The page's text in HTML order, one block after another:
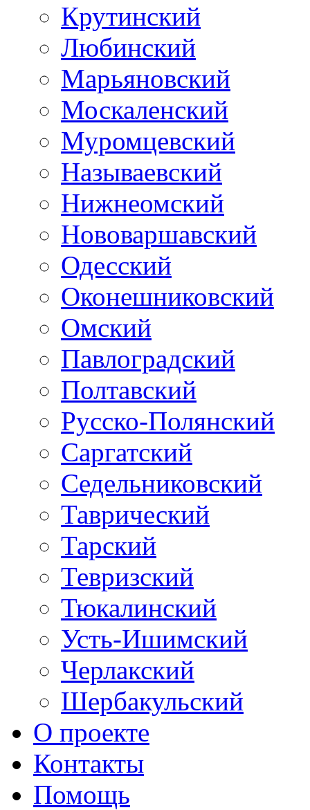
Крутинский
Любинский
Марьяновский
Москаленский
Муромцевский
Называевский
Нижнеомский
Нововаршавский
Одесский
Оконешниковский
Омский
Павлоградский
Полтавский
Русско-Полянский
Саргатский
Седельниковский
Таврический
Тарский
Тевризский
Тюкалинский
Усть-Ишимский
Черлакский
Шербакульский
О проекте
Контакты
Помощь